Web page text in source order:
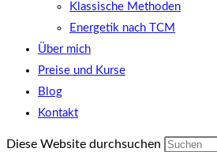
Klassische Methoden
Energetik nach TCM
Über mich
Preise und Kurse
Blog
Kontakt
Diese Website durchsuchen